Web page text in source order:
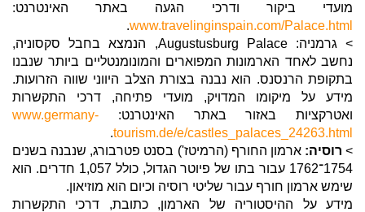
מועדי ביקור ודרכי הגעה באתר האינטרנט:
www.travelinginspain.com/Palace.html
.
> גרמניה: Augustusburg Palace, הנמצא בחבל סקסוניה,
נחשב לאחד הארמונות המפוארים והמונומנטליים ביותר שנבנו
בתקופת הרנסנס. הוא נבנה בצורת הצלב היווני שווה הזרועות.
מידע על מיקומו המדויק, מועדי פתיחה, דרכי התקשרות
ואטרקציות באזור באתר האינטרנט: www.germany-
tourism.de/e/castles_palaces_24263.html
.
> רוסיה: ארמון החורף (הרמיטז') בסנט פטרבורג, שנבנה בשנים
1754־1762 עבור בתו של פיוטר הגדול, כולל 1,057 חדרים. הוא
שימש ארמון חורף עבור שליטי רוסיה וכיום הוא מוזיאון.
מידע על ההיסטוריה של הארמון, כתובת, דרכי התקשרות